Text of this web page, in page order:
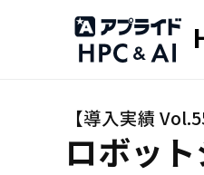
ロボッ